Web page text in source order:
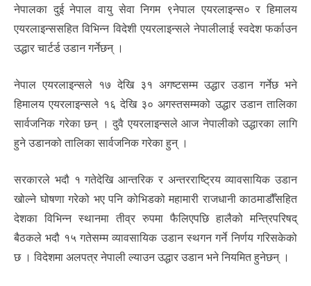
नेपालका दुई नेपाल वायु सेवा निगम ९नेपाल एयरलाइन्स० र हिमालय
एयरलाइन्ससहित विभिन्न विदेशी एयरलाइन्सले नेपालीलाई स्वदेश फर्काउन
उद्धार चार्टर्ड उडान गर्नेछन् ।
नेपाल एयरलाइन्सले १७ देखि ३१ अगष्टसम्म उद्धार उडान गर्नेछ भने
हिमालय एयरलाइन्सले १६ देखि ३० अगस्तसम्मको उद्धार उडान तालिका
सार्वजनिक गरेका छन् । दुवै एयरलाइन्सले आज नेपालीको उद्धारका लागि
हुने उडानको तालिका सार्वजनिक गरेका हुन् ।
सरकारले भदौ १ गतेदेखि आन्तरिक र अन्तरराष्ट्रिय व्यावसायिक उडान
खोल्ने घोषणा गरेको भए पनि कोभिडको महामारी राजधानी काठमाडौँसहित
देशका विभिन्न स्थानमा तीव्र रुपमा फैलिएपछि हालैको मन्त्रिपरिषद्
बैठकले भदौ १५ गतेसम्म व्यावसायिक उडान स्थगन गर्ने निर्णय गरिसकेको
छ । विदेशमा अलपत्र नेपाली ल्याउन उद्धार उडान भने नियमित हुनेछन् ।